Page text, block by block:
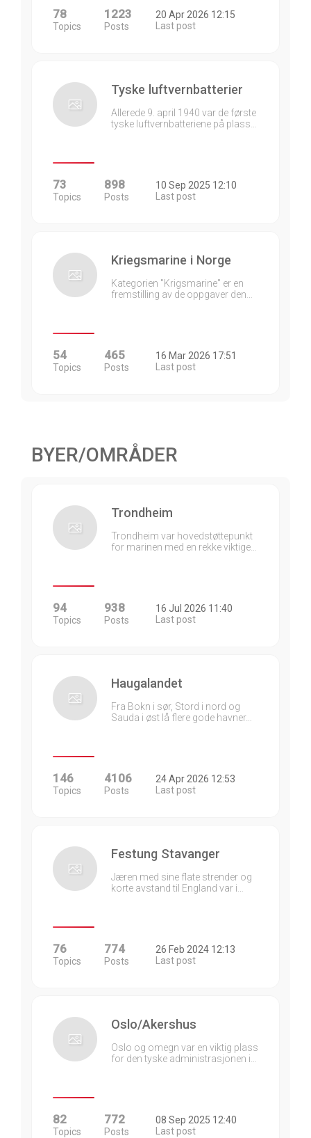
78
Topics
1223
Posts
20 Apr 2026 12:15
Last post
Tyske luftvernbatterier
Allerede 9. april 1940 var de første
tyske luftvernbatteriene på plass…
73
Topics
898
Posts
10 Sep 2025 12:10
Last post
Kriegsmarine i Norge
Kategorien "Krigsmarine" er en
fremstilling av de oppgaver den…
54
Topics
465
Posts
16 Mar 2026 17:51
Last post
BYER/OMRÅDER
Trondheim
Trondheim var hovedstøttepunkt
for marinen med en rekke viktige…
94
Topics
938
Posts
16 Jul 2026 11:40
Last post
Haugalandet
Fra Bokn i sør, Stord i nord og
Sauda i øst lå flere gode havner…
146
Topics
4106
Posts
24 Apr 2026 12:53
Last post
Festung Stavanger
Jæren med sine flate strender og
korte avstand til England var i…
76
Topics
774
Posts
26 Feb 2024 12:13
Last post
Oslo/Akershus
Oslo og omegn var en viktig plass
for den tyske administrasjonen i…
82
Topics
772
Posts
08 Sep 2025 12:40
Last post